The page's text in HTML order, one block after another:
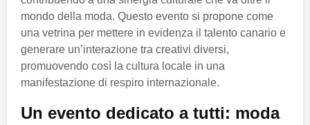
mondo della moda. Questo evento si propone come
una vetrina per mettere in evidenza il talento canario e
generare un’interazione tra creativi diversi,
promuovendo così la cultura locale in una
manifestazione di respiro internazionale.
Un evento dedicato a tutti: moda